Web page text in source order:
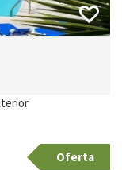
Oferta